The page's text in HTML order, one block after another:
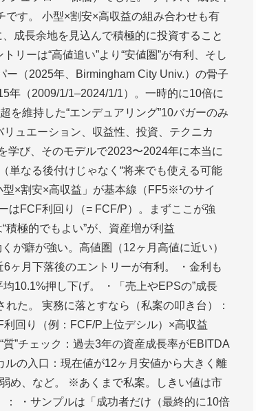
です。 小型×割安×高収益の組み合わせも有
成長余地を見込んで積極的に投資すること
リーは“高値追い”より“安値圏”が有利、そし
（2025年、Birmingham City Univ.）の骨子
年（2009/1/1–2024/1/1）。一時的に10倍に
を維持した“エンデュアリング”10バガーのみ
ュエーション、収益性、投資、テクニカ
学び、そのモデルで2023〜2024年に本当に
単なる後付けじゃなく“将来でも使える可能
×割安×高収益」が基本線（FF5※¹のサイ
はFCF利回り（= FCF/P）。まずここが強
極的でもよい”が、資産増が利益
が癖が強い。高値圏（12ヶ月高値に近い）
ヶ月下落後のエントリーが有利。 ・金利も
10.1%押し下げ。 ・「売上やEPSの”成長
た。 実務に落とすなら（私案の叩き台）：
回り（例：FCF/P上位デシル）×高収益
”チェック：過去3年の資産成長率がEBITDA
の入口：現在値が12ヶ月安値から大きく離
め、など。 ※あくまで私案。しきい値は市
・サンプルは「成功者だけ（最終的に10倍